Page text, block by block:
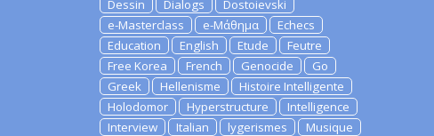
Dessin
Dialogs
Dostoievski
e-Masterclass
e-Μάθημα
Echecs
Education
English Etude
Feutre
Free Korea
French Genocide
Go
Greek
Hellenisme
Histoire Intelligente
Holodomor
Hyperstructure
Intelligence
Interview
Italian lygerismes
Musique